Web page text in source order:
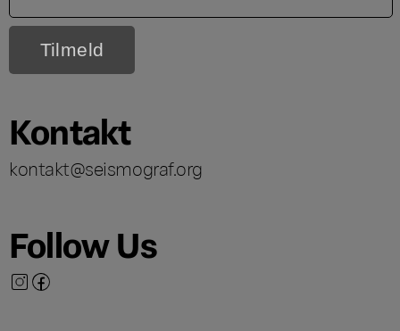
Kontakt
kontakt@seismograf.org
Follow Us